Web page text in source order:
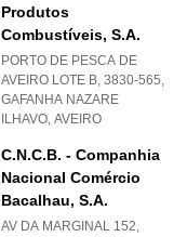
Produtos
Combustíveis, S.a.
PORTO DE PESCA DE
AVEIRO LOTE B, 3830-565,
GAFANHA NAZARE
ILHAVO, AVEIRO
C.n.c.b. - Companhia
Nacional Comércio
Bacalhau, S.a.
AV DA MARGINAL 152,